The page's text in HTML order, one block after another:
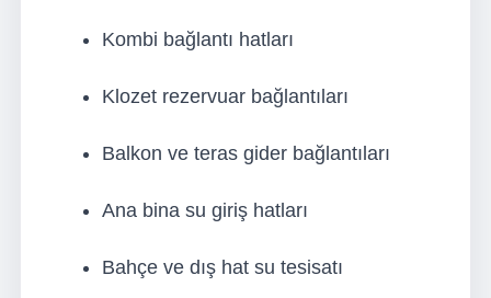
Kombi bağlantı hatları
Klozet rezervuar bağlantıları
Balkon ve teras gider bağlantıları
Ana bina su giriş hatları
Bahçe ve dış hat su tesisatı